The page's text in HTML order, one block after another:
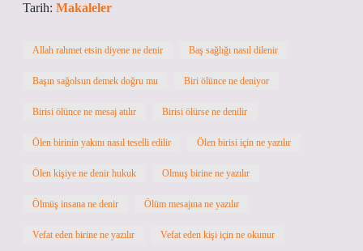
Tarih: Makaleler
Allah rahmet etsin diyene ne denir Baş sağlığı nasıl dilenir
Başın sağolsun demek doğru mu Biri ölünce ne deniyor
Birisi ölünce ne mesaj atılır Birisi ölürse ne denilir
Ölen birinin yakını nasıl teselli edilir Ölen birisi için ne yazılır
Ölen kişiye ne denir hukuk Olmuş birine ne yazılır
Ölmüş insana ne denir Ölüm mesajına ne yazılır
Vefat eden birine ne yazılır Vefat eden kişi için ne okunur